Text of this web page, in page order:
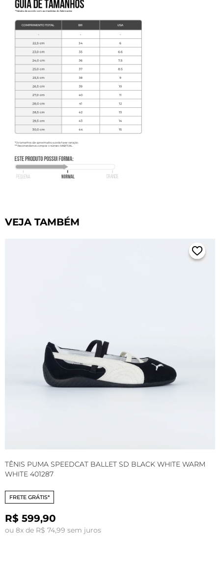
VEJA TAMBÉM
TÊNIS PUMA SPEEDCAT BALLET SD BLACK WHITE WARM
WHITE 401287
FRETE GRÁTIS*
R$ 599,90
ou 8x de R$ 74,99 sem juros